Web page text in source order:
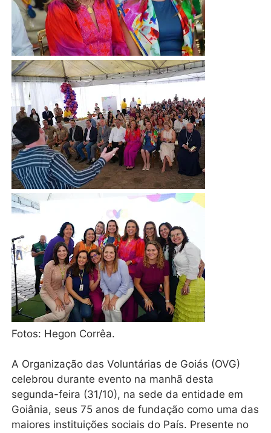
Fotos: Hegon Corrêa.
A Organização das Voluntárias de Goiás (OVG)
celebrou durante evento na manhã desta
segunda-feira (31/10), na sede da entidade em
Goiânia, seus 75 anos de fundação como uma das
maiores instituições sociais do País. Presente no